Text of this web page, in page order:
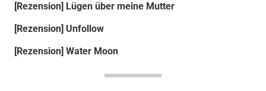
[Rezension] Lügen über meine Mutter
[Rezension] Unfollow
[Rezension] Water Moon